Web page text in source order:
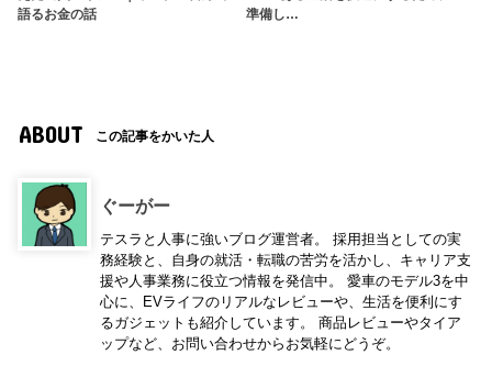
語るお金の話
準備し…
ABOUT この記事をかいた人
ぐーがー
テスラと人事に強いブログ運営者。 採用担当としての実
務経験と、自身の就活・転職の苦労を活かし、キャリア支
援や人事業務に役立つ情報を発信中。 愛車のモデル3を中
心に、EVライフのリアルなレビューや、生活を便利にす
るガジェットも紹介しています。 商品レビューやタイア
ップなど、お問い合わせからお気軽にどうぞ。